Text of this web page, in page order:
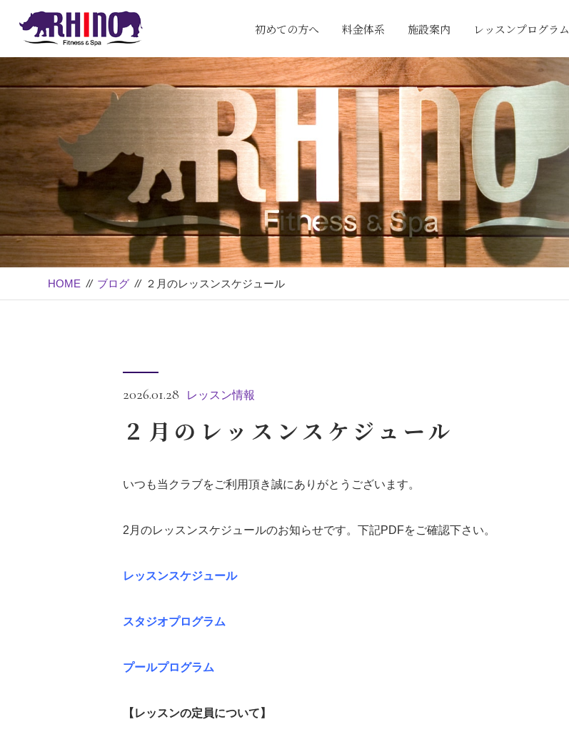
初めての方へ 料金体系 施設案内 レッスンプログラム
HOME // ブログ // ２月のレッスンスケジュール
2026.01.28 レッスン情報
２月のレッスンスケジュール
いつも当クラブをご利用頂き誠にありがとうございます。
2月のレッスンスケジュールのお知らせです。下記PDFをご確認下さい。
レッスンスケジュール
スタジオプログラム
プールプログラム
【レッスンの定員について】